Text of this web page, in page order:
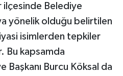
ilçesinde Belediye
yönelik olduğu belirtilen
isimlerden tepkiler
Bu kapsamda
Başkanı Burcu Köksal da